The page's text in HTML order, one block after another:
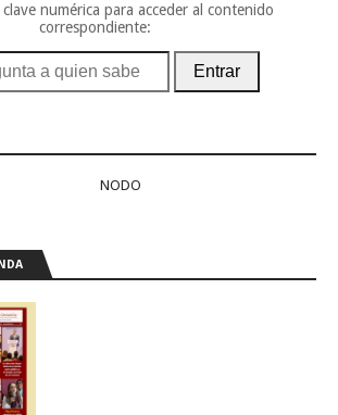
numérica para acceder al contenido
correspondiente:
Entrar
NODO